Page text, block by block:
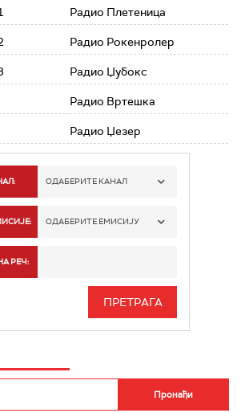
Радио Плетеница
Радио Рокенролер
Радио Џубокс
Радио Вртешка
Радио Џезер
ОДАБЕРИТЕ КАНАЛ
РАДИО БЕОГРАД 1
РАДИО БЕОГРАД 3
РАДИО РОКЕНРОЛЕР
ОДАБЕРИТЕ ЕМИСИЈУ
ИНФО
РЕЧ: